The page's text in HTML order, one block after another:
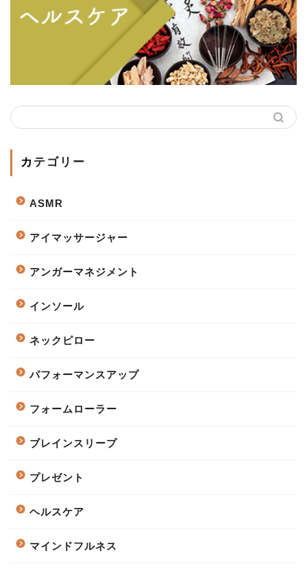
カテゴリー
ASMR
アイマッサージャー
アンガーマネジメント
インソール
ネックピロー
パフォーマンスアップ
フォームローラー
ブレインスリープ
プレゼント
ヘルスケア
マインドフルネス